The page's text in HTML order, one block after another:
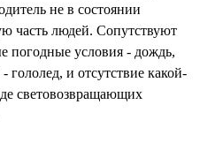
не в состоянии
часть людей. Сопутствуют
погодные условия - дождь,
гололед, и отсутствие какой-
световозвращающих